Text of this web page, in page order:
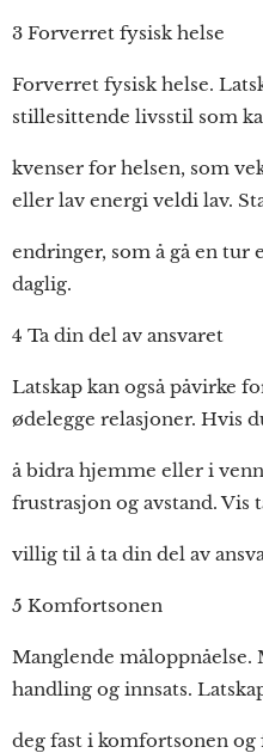
3 Forverret fysisk helse
Forverret fysisk helse.
stillesittende livsstil som
kvenser for helsen, som
eller lav energi veldi lav.
endringer, som å gå en
daglig.
4 Ta din del av ansvaret
Latskap kan også påvirke
ødelegge relasjoner. Hvis
å bidra hjemme eller i
frustrasjon og avstand.
villig til å ta din del av
5 Komfortsonen
Manglende
handling og innsats.
deg fast i komfortsonen